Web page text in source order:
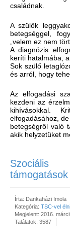
családnak.
A szülők
betegséggel,
„velem ez nem
A diagnózis
keríti hatalmába,
Sok szülő
és arról, hogy
Az elfogadási
kezdeni az
kihívásokkal.
elfogadásához,
betegségről való
akik helyzetüket
Szociális
támogatások
Írta: Dankaházi Imola
Kategória: TSC-vel élni
Megjelent: 2016.
Találatok: 3587